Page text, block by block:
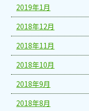
2019年1月
2018年12月
2018年11月
2018年10月
2018年9月
2018年8月